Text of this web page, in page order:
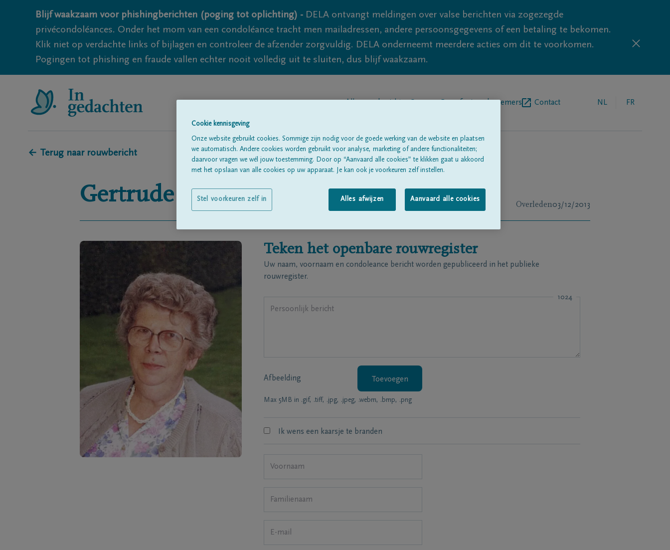
Blijf waakzaam voor phishingberichten (poging tot oplichting) - DELA ontvangt meldingen over valse berichten via zogezegde
privécondoléances. Onder het mom van een condoléance tracht men mailadressen, andere persoonsgegevens of een betaling te bekomen.
Klik niet op verdachte links of bijlagen en controleer de afzender zorgvuldig. DELA onderneemt meerdere acties om dit te voorkomen.
Pogingen tot phishing en fraude vallen echter nooit volledig uit te sluiten, dus blijf waakzaam.
Begrafenisondernemers Contact NL FR
← Terug naar rouwbericht
Gertrude ROOSEN Overleden03/12/2013
Teken het openbare rouwregister
Uw naam, voornaam en condoleance bericht worden gepubliceerd in het publieke
rouwregister.
1024
Afbeelding Toevoegen
Max 5MB in .gif, .tiff, .jpg, .jpeg, .webm, .bmp, .png
Ik wens een kaarsje te branden
Cookie kennisgeving
Onze website gebruikt cookies. Sommige zijn nodig voor de goede werking van de website en plaatsen
we automatisch. Andere cookies worden gebruikt voor analyse, marketing of andere functionaliteiten;
daarvoor vragen we wél jouw toestemming. Door op “Aanvaard alle cookies” te klikken gaat u akkoord
met het opslaan van alle cookies op uw apparaat. Je kan ook je voorkeuren zelf instellen.
Alles afwijzen Aanvaard alle cookies
Stel voorkeuren zelf in